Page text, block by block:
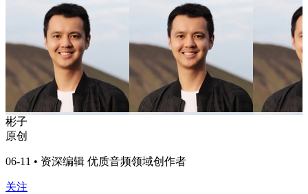
彬子
原创
06-11 • 资深编辑 优质音频领域创作者
关注